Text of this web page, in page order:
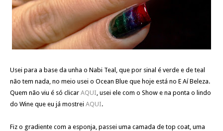
Usei para a base da unha o Nabi Teal, que por sinal é verde e de teal
não tem nada, no meio usei o Ocean Blue que hoje está no E Aí Beleza.
Quem não viu é só clicar AQUI , usei ele com o Show e na ponta o lindo
do Wine que eu já mostrei AQUI.
Fiz o gradiente com a esponja, passei uma camada de top coat, uma